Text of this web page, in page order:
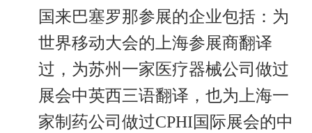
国来巴塞罗那参展的企业包括：为
世界移动大会的上海参展商翻译
过，为苏州一家医疗器械公司做过
展会中英西三语翻译，也为上海一
家制药公司做过CPHI国际展会的中